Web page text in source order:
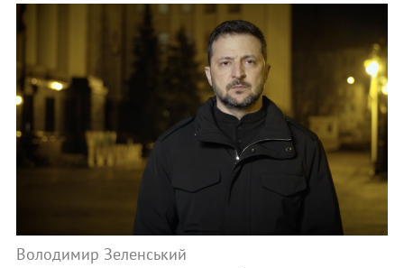
Володимир Зеленський